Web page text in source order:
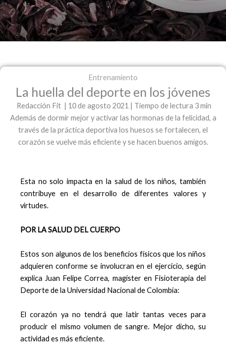
Entrenamiento
La huella del deporte en los jóvenes
Redacción Fit | 10 de agosto 2021 | Tiempo de lectura 3 min
Además de dormir mejor y activar las hormonas de la felicidad, a
través de la práctica deportiva los huesos se fortalecen, el
corazón se vuelve más eficiente y se hacen buenos amigos.
Esta no solo impacta en la salud de los niños, también
contribuye en el desarrollo de diferentes valores y
virtudes.
POR LA SALUD DEL CUERPO
Estos son algunos de los beneficios físicos que los niños
adquieren conforme se involucran en el ejercicio, según
explica Juan Felipe Correa, magíster en Fisioterapia del
Deporte de la Universidad Nacional de Colombia:
El corazón ya no tendrá que latir tantas veces para
producir el mismo volumen de sangre. Mejor dicho, su
actividad es más eficiente.